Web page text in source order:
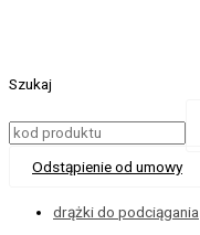
Szukaj
Odstąpienie od umowy
drążki do podciągania